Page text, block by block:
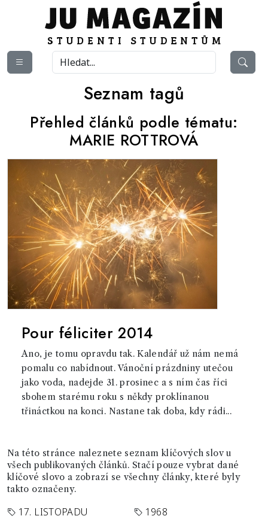
Seznam tagů
Přehled článků podle tématu:
MARIE ROTTROVÁ
Pour féliciter 2014
Ano, je tomu opravdu tak. Kalendář už nám nemá
pomalu co nabídnout. Vánoční prázdniny utečou
jako voda, nadejde 31. prosinec a s ním čas říci
sbohem starému roku s někdy proklínanou
třináctkou na konci. Nastane tak doba, kdy rádi...
Na této stránce naleznete seznam klíčových slov u
všech publikovaných článků. Stačí pouze vybrat dané
klíčové slovo a zobrazí se všechny články, které byly
takto označeny.
17. LISTOPADU
1968